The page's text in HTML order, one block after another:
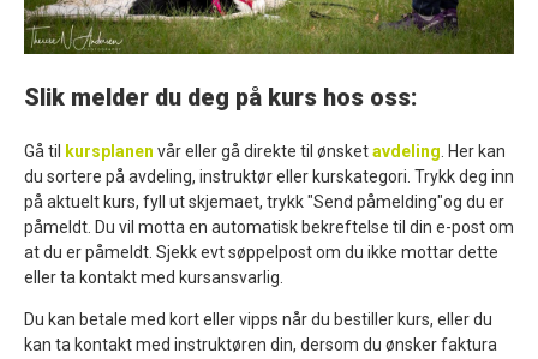
Slik melder du deg på kurs hos oss:
Gå til kursplanen vår eller gå direkte til ønsketavdeling . Her kan
du sortere på avdeling, instruktør eller kurskategori. Trykk deg inn
på aktuelt kurs, fyll ut skjemaet, trykk "Send påmelding"og du er
påmeldt. Du vil motta en automatisk bekreftelse til din e-post om
at du er påmeldt. Sjekk evt søppelpost om du ikke mottar dette
eller ta kontakt med kursansvarlig.
Du kan betale med kort eller vipps når du bestiller kurs, eller du
kan ta kontakt med instruktøren din, dersom du ønsker faktura